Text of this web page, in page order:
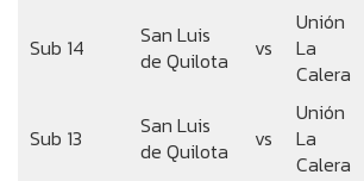
Sub 14
San Luis
de Quilota
vs
Unión
La
Calera
Sub 13
San Luis
de Quilota
vs
Unión
La
Calera